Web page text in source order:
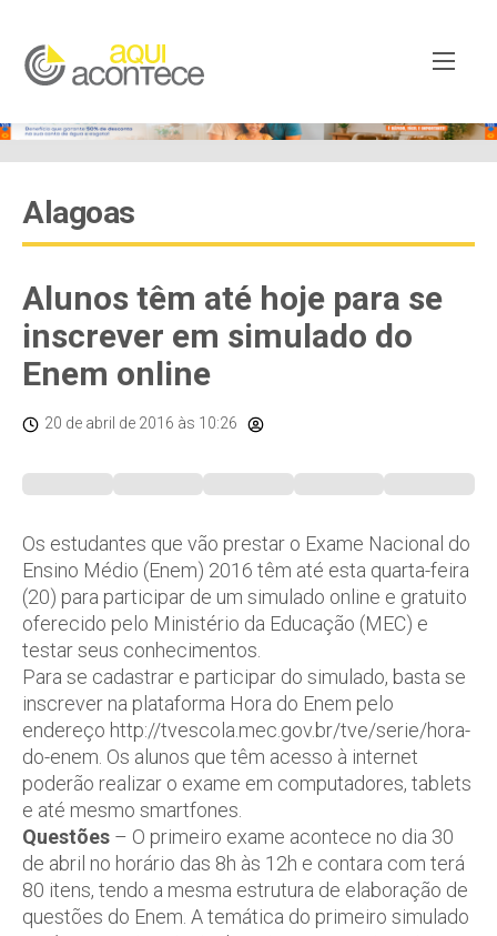
Alagoas
Alunos têm até hoje para se
inscrever em simulado do
Enem online
20 de abril de 2016 às 10:26
Os estudantes que vão prestar o Exame Nacional do
Ensino Médio (Enem) 2016 têm até esta quarta-feira
(20) para participar de um simulado online e gratuito
oferecido pelo Ministério da Educação (MEC) e
testar seus conhecimentos.
Para se cadastrar e participar do simulado, basta se
inscrever na plataforma Hora do Enem pelo
endereço http://tvescola.mec.gov.br/tve/serie/hora-
do-enem. Os alunos que têm acesso à internet
poderão realizar o exame em computadores, tablets
e até mesmo smartfones.
Questões – O primeiro exame acontece no dia 30
de abril no horário das 8h às 12h e contara com terá
80 itens, tendo a mesma estrutura de elaboração de
questões do Enem. A temática do primeiro simulado